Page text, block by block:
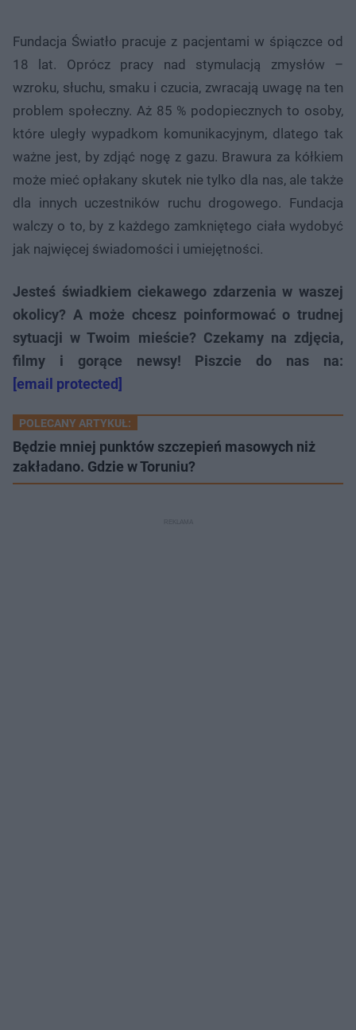
Fundacja Światło pracuje z pacjentami w śpiączce od
18 lat. Oprócz pracy nad stymulacją zmysłów –
wzroku, słuchu, smaku i czucia, zwracają uwagę na ten
problem społeczny. Aż 85 % podopiecznych to osoby,
które uległy wypadkom komunikacyjnym, dlatego tak
ważne jest, by zdjąć nogę z gazu. Brawura za kółkiem
może mieć opłakany skutek nie tylko dla nas, ale także
dla innych uczestników ruchu drogowego. Fundacja
walczy o to, by z każdego zamkniętego ciała wydobyć
jak najwięcej świadomości i umiejętności.
Jesteś świadkiem ciekawego zdarzenia w waszej
okolicy? A może chcesz poinformować o trudnej
sytuacji w Twoim mieście? Czekamy na zdjęcia,
filmy i gorące newsy! Piszcie do nas na:
[email protected]
POLECANY ARTYKUŁ:
Będzie mniej punktów szczepień masowych niż
zakładano. Gdzie w Toruniu?